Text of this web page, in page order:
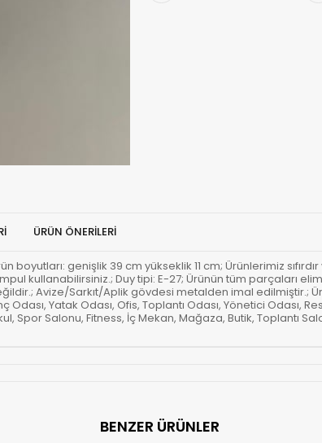
ÜRÜN ÖNERILERI
boyutları: genişlik 39 cm yükseklik 11 cm; Ürünlerimiz
kullanabilirsiniz.; Duy tipi: E-27; Ürünün tüm parçaları
Avize/Sarkıt/Aplik gövdesi metalden imal edilmiştir.;
Yatak Odası, Ofis, Toplantı Odası, Yönetici Odası,
Spor Salonu, Fitness, İç Mekan, Mağaza, Butik, Toplantı
BENZER ÜRÜNLER